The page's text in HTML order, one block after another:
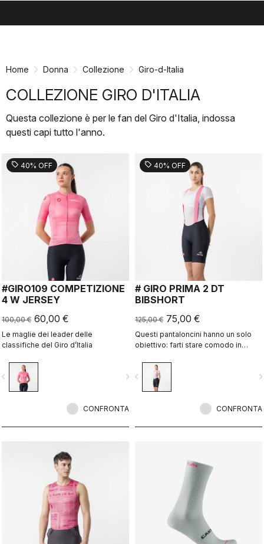
Home Donna Collezione Giro-d-Italia
COLLEZIONE GIRO D'ITALIA
Questa collezione è per le fan del Giro d'Italia, indossa
questi capi tutto l'anno.
sell 40% OFF
#GIRO109 COMPETIZIONE
4 W JERSEY
100,00 € 60,00 €
Le maglie dei leader delle
classifiche del Giro d’Italia
navigate_next
CONFRONTA
sell 40% OFF
# GIRO PRIMA 2 DT
BIBSHORT
125,00 € 75,00 €
Questi pantaloncini hanno un solo
obiettivo: farti stare comodo in
viaggio.
navigate_before
CONFRONTA